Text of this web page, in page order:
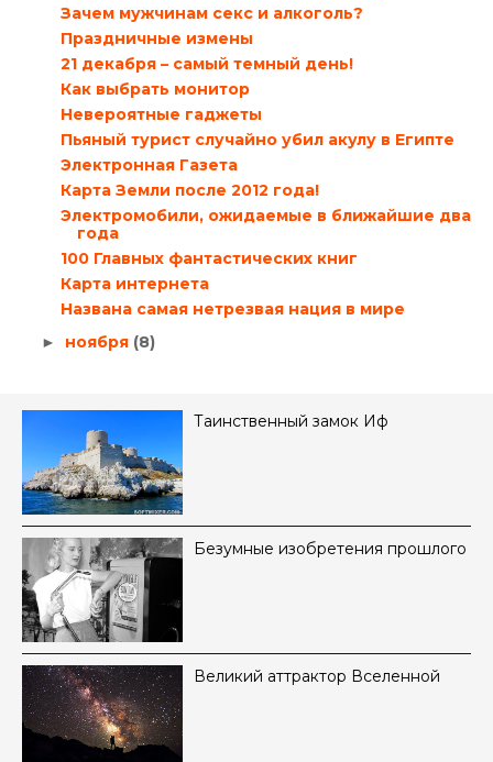
Зачем мужчинам секс и алкоголь?
Праздничные измены
21 декабря – самый темный день!
Как выбрать монитор
Невероятные гаджеты
Пьяный турист случайно убил акулу в Египте
Электронная Газета
Карта Земли после 2012 года!
Электромобили, ожидаемые в ближайшие два
года
100 Главных фантастических книг
Карта интернета
Названа самая нетрезвая нация в мире
► ноября (8)
Таинственный замок Иф
Безумные изобретения прошлого
Великий аттрактор Вселенной